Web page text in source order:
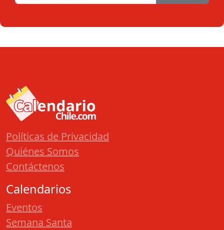
Políticas de Privacidad
Quiénes Somos
Contáctenos
Calendarios
Eventos
Semana Santa